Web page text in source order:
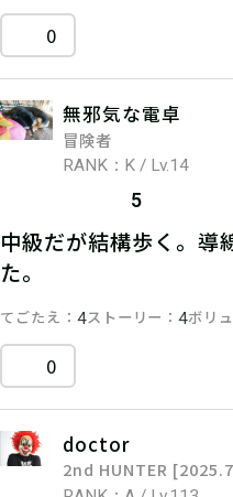
0
無邪気な電卓
冒険者
RANK：K / Lv.14
5
中級だが結構歩く。導
た。
てごたえ 4ストーリー 4ボリ
0
doctor
2nd HUNTER